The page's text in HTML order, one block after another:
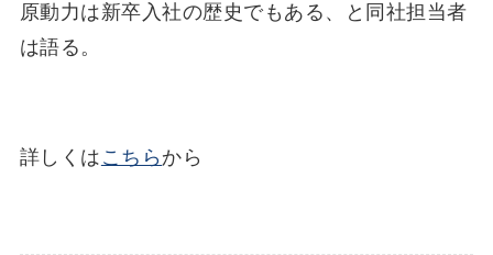
原動力は新卒入社の歴史でもある、と同社担当者
は語る。
詳しくは こちら から